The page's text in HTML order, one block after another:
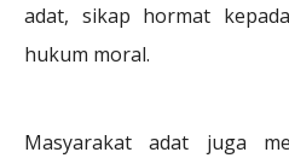
adat, sikap hormat
hukum moral.
Masyarakat adat juga